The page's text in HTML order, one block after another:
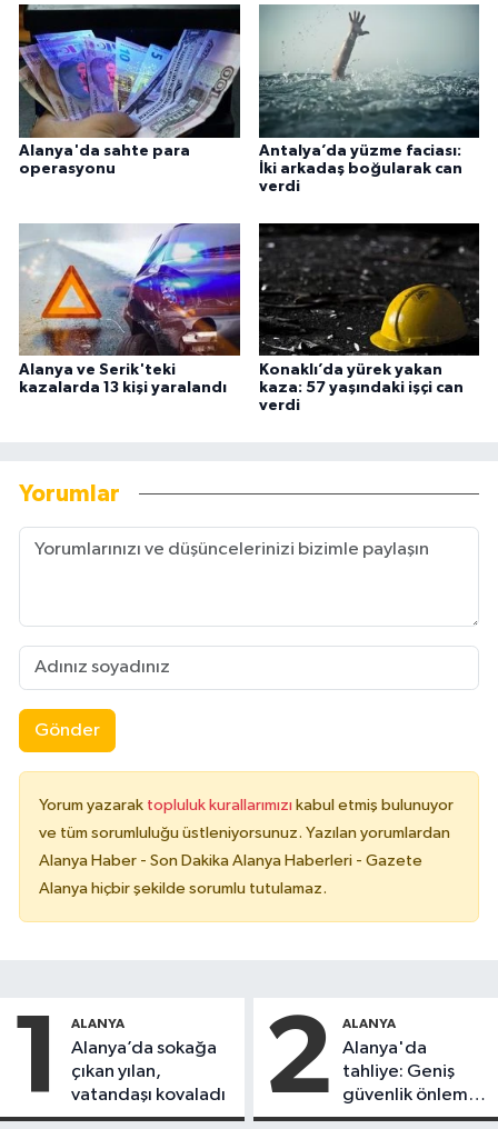
Alanya'da sahte para
operasyonu
Antalya’da yüzme faciası:
İki arkadaş boğularak can
verdi
Alanya ve Serik'teki
kazalarda 13 kişi yaralandı
Konaklı’da yürek yakan
kaza: 57 yaşındaki işçi can
verdi
Yorumlar
Gönder
Yorum yazarak topluluk kurallarımızı kabul etmiş bulunuyor
ve tüm sorumluluğu üstleniyorsunuz. Yazılan yorumlardan
Alanya Haber - Son Dakika Alanya Haberleri - Gazete
Alanya hiçbir şekilde sorumlu tutulamaz.
1 ALANYA
Alanya’da sokağa
çıkan yılan,
vatandaşı kovaladı
2 ALANYA
Alanya'da
tahliye: Geniş
güvenlik önlemi
alındı